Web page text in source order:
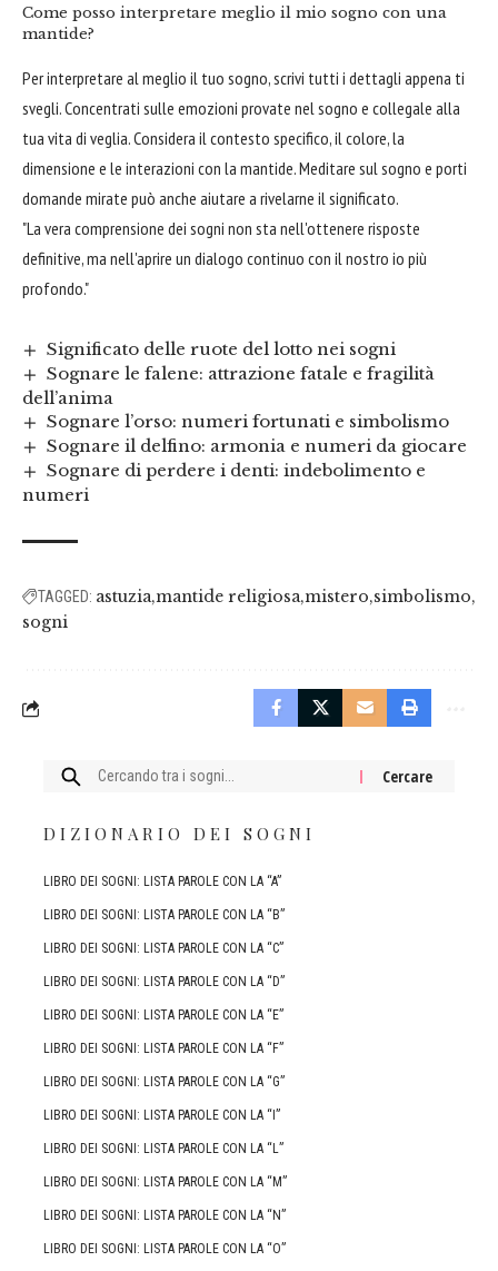
Come posso interpretare meglio il mio sogno con una
mantide?
Per interpretare al meglio il tuo sogno, scrivi tutti i dettagli appena ti
svegli. Concentrati sulle emozioni provate nel sogno e collegale alla
tua vita di veglia. Considera il contesto specifico, il colore, la
dimensione e le interazioni con la mantide. Meditare sul sogno e porti
domande mirate può anche aiutare a rivelarne il significato.
"La vera comprensione dei sogni non sta nell'ottenere risposte
definitive, ma nell'aprire un dialogo continuo con il nostro io più
profondo."
Significato delle ruote del lotto nei sogni
Sognare le falene: attrazione fatale e fragilità
dell’anima
Sognare l’orso: numeri fortunati e simbolismo
Sognare il delfino: armonia e numeri da giocare
Sognare di perdere i denti: indebolimento e
numeri
TAGGED: astuzia mantide religiosa mistero simbolismo
sogni
Cercare:
DIZIONARIO DEI SOGNI
LIBRO DEI SOGNI: LISTA PAROLE CON LA “A”
LIBRO DEI SOGNI: LISTA PAROLE CON LA “B”
LIBRO DEI SOGNI: LISTA PAROLE CON LA “C”
LIBRO DEI SOGNI: LISTA PAROLE CON LA “D”
LIBRO DEI SOGNI: LISTA PAROLE CON LA “E”
LIBRO DEI SOGNI: LISTA PAROLE CON LA “F”
LIBRO DEI SOGNI: LISTA PAROLE CON LA “G”
LIBRO DEI SOGNI: LISTA PAROLE CON LA “I”
LIBRO DEI SOGNI: LISTA PAROLE CON LA “L”
LIBRO DEI SOGNI: LISTA PAROLE CON LA “M”
LIBRO DEI SOGNI: LISTA PAROLE CON LA “N”
LIBRO DEI SOGNI: LISTA PAROLE CON LA “O”